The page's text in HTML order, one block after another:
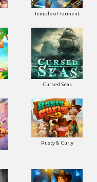
Temple of Torment
Cursed Seas
Rusty & Curly